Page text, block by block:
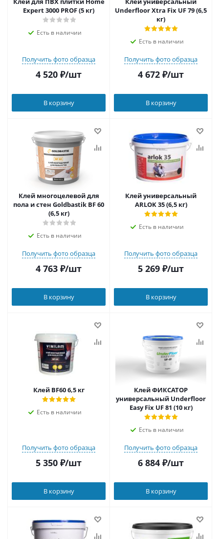
Expert 3000 PROF (5 кг)
Есть в наличии
Получить фото образца
4 520 ₽/шт
В корзину
Underfloor Xtra Fix UF 79 (6,5
кг)
Есть в наличии
Получить фото образца
4 672 ₽/шт
В корзину
Клей многоцелевой для
пола и стен Goldbastik BF 60
(6,5 кг)
Есть в наличии
Получить фото образца
4 763 ₽/шт
В корзину
Клей универсальный
ARLOK 35 (6,5 кг)
Есть в наличии
Получить фото образца
5 269 ₽/шт
В корзину
Клей BF60 6,5 кг
Есть в наличии
Получить фото образца
5 350 ₽/шт
В корзину
Клей ФИКСАТОР
универсальный Underfloor
Easy Fix UF 81 (10 кг)
Есть в наличии
Получить фото образца
6 884 ₽/шт
В корзину